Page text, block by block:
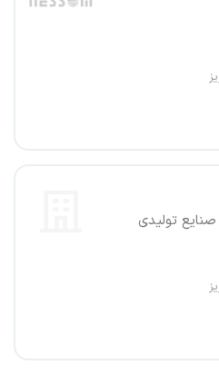
تولیدی